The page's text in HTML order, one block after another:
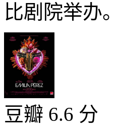
比剧院举办
豆瓣 6.6 分